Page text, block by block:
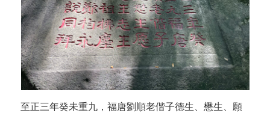
至正三年癸未重九，福唐劉順老偕子德生、懋生、願